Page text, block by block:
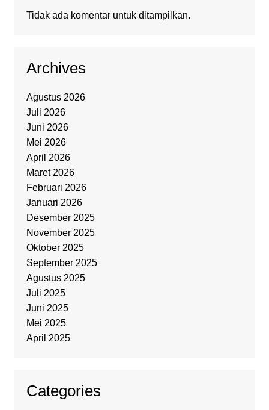
Tidak ada komentar untuk ditampilkan.
Archives
Agustus 2026
Juli 2026
Juni 2026
Mei 2026
April 2026
Maret 2026
Februari 2026
Januari 2026
Desember 2025
November 2025
Oktober 2025
September 2025
Agustus 2025
Juli 2025
Juni 2025
Mei 2025
April 2025
Categories